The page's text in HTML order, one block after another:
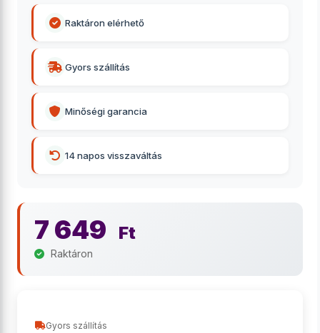
Raktáron elérhető
Gyors szállítás
Minőségi garancia
14 napos visszaváltás
7 649 Ft
Raktáron
Gyors szállítás